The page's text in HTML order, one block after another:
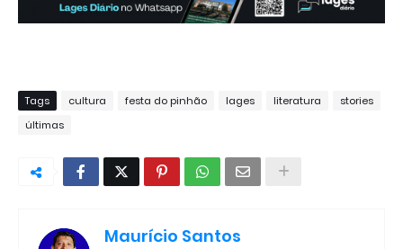
Tags cultura festa do pinhão lages literatura
stories
últimas
Maurício Santos